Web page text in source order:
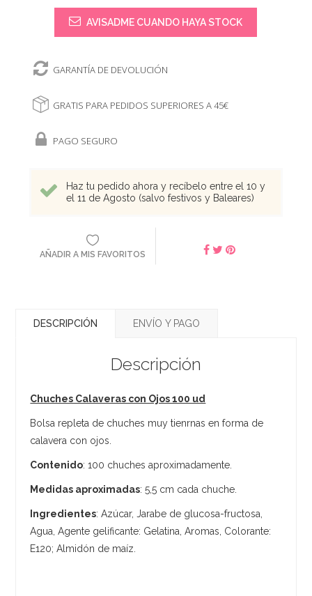
AVISADME CUANDO HAYA STOCK
GARANTÍA DE DEVOLUCIÓN
GRATIS PARA PEDIDOS SUPERIORES A 45€
PAGO SEGURO
Haz tu pedido ahora y recíbelo entre el 10 y
el 11 de Agosto (salvo festivos y Baleares)
AÑADIR A MIS FAVORITOS
DESCRIPCIÓN ENVÍO Y PAGO
Descripción
Chuches Calaveras con Ojos 100 ud
Bolsa repleta de chuches muy tienrnas en forma de
calavera con ojos.
Contenido: 100 chuches aproximadamente.
Medidas aproximadas: 5,5 cm cada chuche.
Ingredientes: Azúcar, Jarabe de glucosa-fructosa,
Agua, Agente gelificante: Gelatina, Aromas, Colorante:
E120; Almidón de maíz.